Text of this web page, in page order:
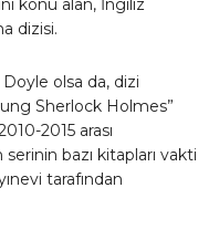
konu alan, İngiliz
dizisi.
Doyle olsa da, dizi
Sherlock Holmes”
2015 arası
bazı kitapları vakti
tarafından